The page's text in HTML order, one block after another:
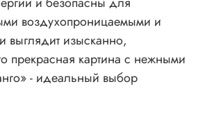
воздухопроницаемыми и
выглядит изысканно,
прекрасная картина с нежными
- идеальный выбор